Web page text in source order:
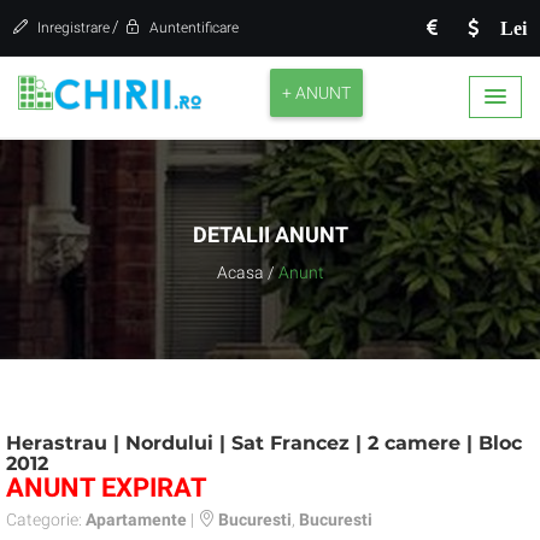
Lei
Inregistrare / Auntentificare
+ ANUNT
DETALII ANUNT
Acasa / Anunt
Herastrau | Nordului | Sat Francez | 2 camere | Bloc
2012
ANUNT EXPIRAT
Categorie: Apartamente | Bucuresti Bucuresti